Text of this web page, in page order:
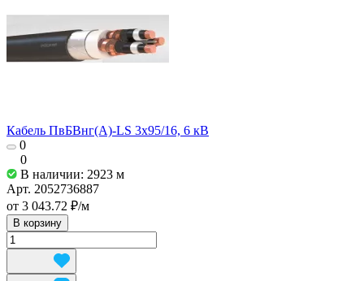
Кабель ПвБВнг(А)-LS 3х95/16, 6 кВ
0
0
В наличии: 2923 м
Арт. 2052736887
от 3 043.72 ₽/м
В корзину